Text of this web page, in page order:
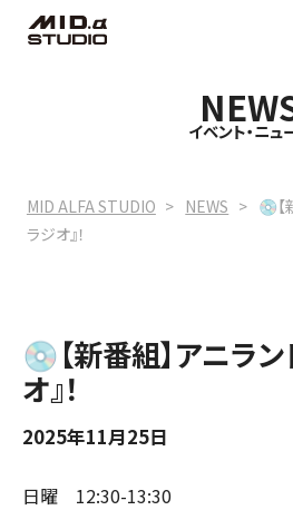
MID.α STUDIOについて
料金プラン
予約状況
イベント・ニュ
MID ALFA STUDIO NEWS
💿【
ラジオ』！
💿【新番組】アニラ
オ』！
2025年11月25日
日曜 12:30-13:30